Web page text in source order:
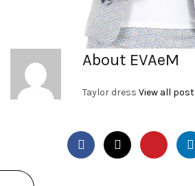
About EVAeM
Taylor dress View all